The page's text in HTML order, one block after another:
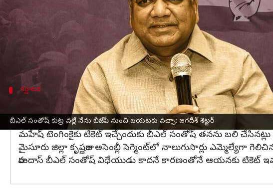
బీఎల్ సంతోష్ కుట్ర వల్లే నేను బీజేపీ నుంచి బయటకు వచ్చా: జగదీశ్ శెట్టర్
బీజేపీ ప్రధాన కార్యదర్శి బీఎల్ సంతోష్ పైకర్ణాటకమాజీ ముఖ్యమంత్రి
జగదీష్ షెట్టర్ ఇటీవల బీజేపీని వీడి,కాంగ్రెస్‌లో చేరారు. అసెంబ్లీ
బీఎల్ సంతోష్ తనపై కుట్ర పన్నారని, ఎన్నికల్లో పోటీ చేసేందుకు
బీజేపీ నుంచి ఆరుసార్లు ఎమ్మెల్యేగా గెలిచిన జగదీష్ షెట్టర్,
కర్ణాటక
మంత్రి పదవిని కోల్పోయినా పార్టీకోసం పని చేశా: శెట్టర్
బసవరాజ్ బొమ్మై ప్రభుత్వంలో తాను మంత్రి పదవిని కోల్పోయినప్పటికీ పార్టీ
మహేష్ టెంగింకై‌కు టికెట్ ఇచ్చేందుకు బీఎల్ సంతోష్‌ తనను బలి చేసినట్లు
మైసూరు జిల్లా కృష్ణరాజ అసెంబ్లీ సెగ్మెంట్‌లో నాలుగుసార్లు ఎమ్మెల్యేగా
రామదాస్‌ బీఎల్‌ సంతోష్‌ విధేయుడు కాదనే కారణంతోనే ఆయనకు టికెట్